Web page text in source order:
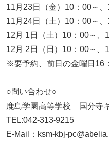
11月23日（金）10：00～、
11月24日（土）10：00～、
12月 1日（土）10：00～、
12月 2日（日）10：00～、
※要予約、前日の金曜日16
○問い合わせ○
鹿島学園高等学校 国分寺
TEL:042-313-9215
E-Mail：ksm-kbj-